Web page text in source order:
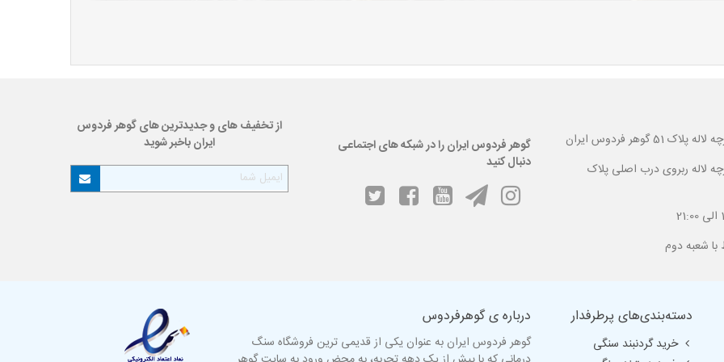
فردوس ایران
لاله ربروی درب اصلی پلاک
گوهر فردوس ایران را در شبکه های اجتماعی
دنبال کنید
از تخفیف های و جدیدترین های گوهر فردوس
ایران باخبر شوید
دسته‌بندی‌های پرطرفدار
خرید گردنبند سنگی
درباره ی گوهرفردوس
گوهر فردوس ایران به عنوان یکی از قدیمی ترین فروشگاه سنگ